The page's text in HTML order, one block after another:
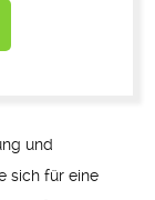
und
sich für eine